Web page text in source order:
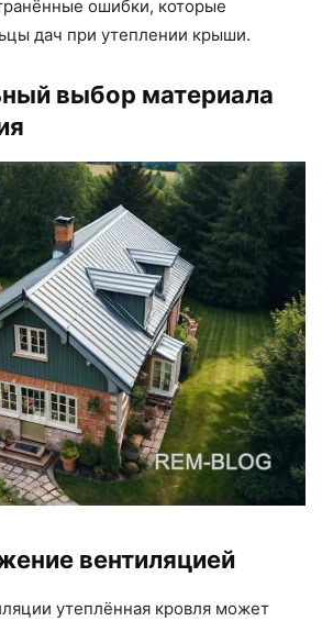
ошибки, которые
дач при утеплении крыши.
выбор материала
вентиляцией
утеплённая кровля может